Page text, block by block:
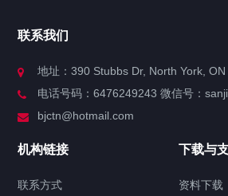
服务分类
签署类文件海牙认证程序费用
联系我们
地址：390 Stubbs Dr, North York,
电话号码：6476249243 微信号：
bjctn@hotmail.com
机构链接
联系方式
下载与
资料下载